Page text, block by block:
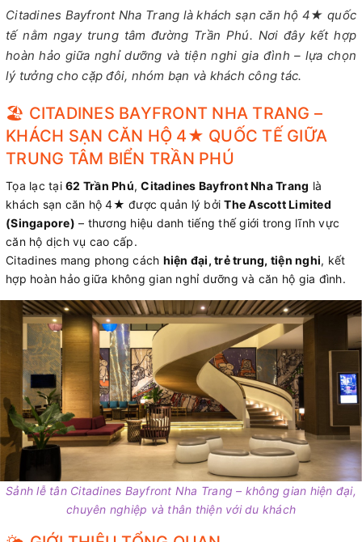
Citadines Bayfront Nha Trang là khách sạn căn hộ 4★ quốc
tế nằm ngay trung tâm đường Trần Phú. Nơi đây kết hợp
hoàn hảo giữa nghỉ dưỡng và tiện nghi gia đình – lựa chọn
lý tưởng cho cặp đôi, nhóm bạn và khách công tác.
🏖️ CITADINES BAYFRONT NHA TRANG –
KHÁCH SẠN CĂN HỘ 4★ QUỐC TẾ GIỮA
TRUNG TÂM BIỂN TRẦN PHÚ
Tọa lạc tại 62 Trần Phú,Citadines Bayfront Nha Trang là
khách sạn căn hộ 4★ được quản lý bởiThe Ascott Limited
(Singapore) – thương hiệu danh tiếng thế giới trong lĩnh vực
căn hộ dịch vụ cao cấp.
Citadines mang phong cách hiện đại, trẻ trung, tiện nghi, kết
hợp hoàn hảo giữa không gian nghỉ dưỡng và căn hộ gia đình.
Sảnh lễ tân Citadines Bayfront Nha Trang – không gian hiện đại,
chuyên nghiệp và thân thiện với du khách